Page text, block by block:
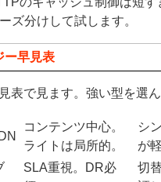
ズ分けして試します。
ー早見表
表で見ます。強い型を選
コンテンツ中心。
ライトは局所的。
シ
が
SLA重視。DR必
切